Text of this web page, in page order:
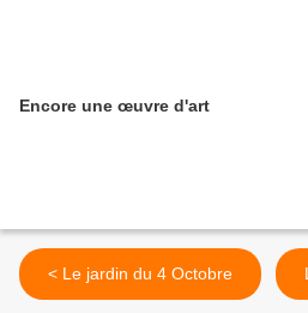
Encore une œuvre d'art
< Le jardin du 4 Octobre